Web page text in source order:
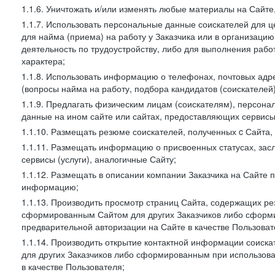
1.1.6. Уничтожать и/или изменять любые материалы на
1.1.7. Использовать персональные данные соискателей для
для найма (приема) на работу у Заказчика или в
деятельность по трудоустройству, либо для выполнения
характера;
1.1.8. Использовать информацию о телефонах, почтовых
(вопросы найма на работу, подбора кандидатов
1.1.9. Предлагать физическим лицам (соискателям),
данные на ином сайте или сайтах, предоставляющих
1.1.10. Размещать резюме соискателей, полученных c
1.1.11. Размещать информацию о присвоенных статусах,
сервисы (услуги), аналогичные Сайту;
1.1.12. Размещать в описании компании Заказчика на Сайте
информацию;
1.1.13. Производить просмотр страниц Сайта, содержащих
сформированным Сайтом для других Заказчиков либо
предварительной авторизации на Сайте в качестве
1.1.14. Производить открытие контактной информации
для других Заказчиков либо сформированным при
в качестве Пользователя;